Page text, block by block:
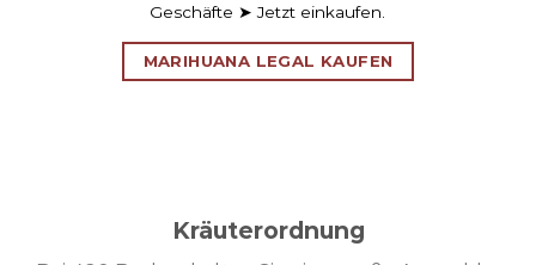
Geschäfte ➤ Jetzt einkaufen.
MARIHUANA LEGAL KAUFEN
Kräuterordnung